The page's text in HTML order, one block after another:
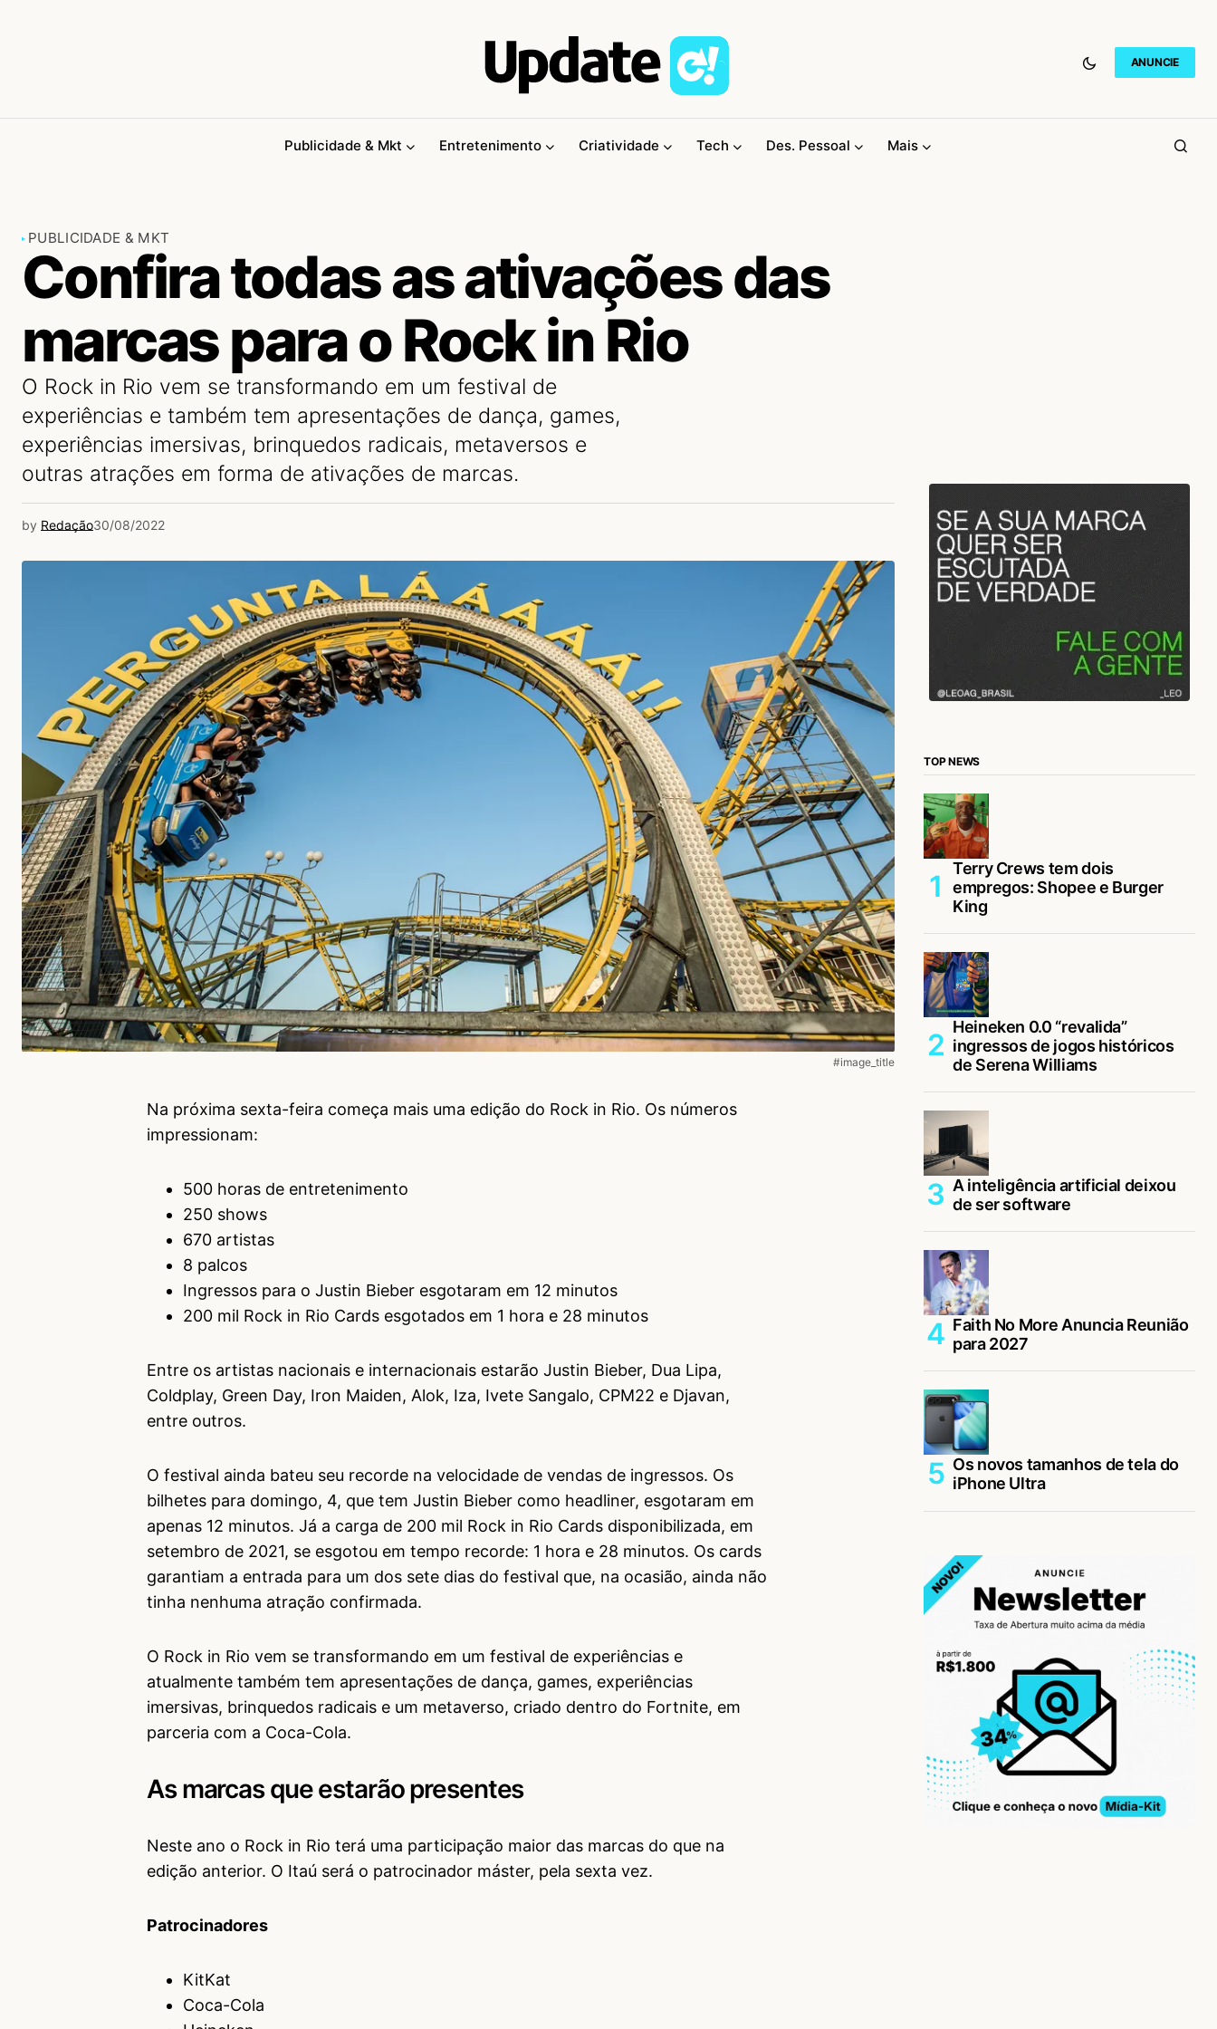
ANUNCIE
Publicidade & Mkt Entretenimento Criatividade Tech Des. Pessoal Mais
PUBLICIDADE & MKT
Confira todas as ativações das
marcas para o Rock in Rio
O Rock in Rio vem se transformando em um festival de
experiências e também tem apresentações de dança, games,
experiências imersivas, brinquedos radicais, metaversos e
outras atrações em forma de ativações de marcas.
by Redação30/08/2022
#image_title
Na próxima sexta-feira começa mais uma edição do Rock in Rio. Os números
impressionam:
500 horas de entretenimento
250 shows
670 artistas
8 palcos
Ingressos para o Justin Bieber esgotaram em 12 minutos
200 mil Rock in Rio Cards esgotados em 1 hora e 28 minutos
Entre os artistas nacionais e internacionais estarão Justin Bieber, Dua Lipa,
Coldplay, Green Day, Iron Maiden, Alok, Iza, Ivete Sangalo, CPM22 e Djavan,
entre outros.
O festival ainda bateu seu recorde na velocidade de vendas de ingressos. Os
bilhetes para domingo, 4, que tem Justin Bieber como headliner, esgotaram em
apenas 12 minutos. Já a carga de 200 mil Rock in Rio Cards disponibilizada, em
setembro de 2021, se esgotou em tempo recorde: 1 hora e 28 minutos. Os cards
garantiam a entrada para um dos sete dias do festival que, na ocasião, ainda não
tinha nenhuma atração confirmada.
O Rock in Rio vem se transformando em um festival de experiências e
atualmente também tem apresentações de dança, games, experiências
imersivas, brinquedos radicais e um metaverso, criado dentro do Fortnite, em
parceria com a Coca-Cola.
As marcas que estarão presentes
Neste ano o Rock in Rio terá uma participação maior das marcas do que na
edição anterior. O Itaú será o patrocinador máster, pela sexta vez.
Patrocinadores
KitKat
Coca-Cola
TOP NEWS
Terry Crews tem dois
empregos: Shopee e Burger
King
Heineken 0.0 “revalida”
ingressos de jogos históricos
de Serena Williams
A inteligência artificial deixou
de ser software
Faith No More Anuncia Reunião
para 2027
Os novos tamanhos de tela do
iPhone Ultra